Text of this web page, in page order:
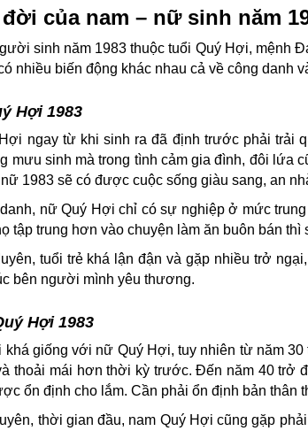
của nam – nữ sinh năm
sinh năm 1983 thuộc tuổi Quý Hợi, mệnh
nhiều biến động khác nhau cả về công danh
Hợi 1983
ngay từ khi sinh ra đã định trước phải trải
mưu sinh mà trong tình cảm gia đình, đôi lứa
1983 sẽ có được cuộc sống giàu sang, an
nữ Quý Hợi chỉ có sự nghiệp ở mức
tập trung hơn vào chuyện làm ăn buôn bán
tuổi trẻ khá lận đận và gặp nhiều trở
bên người mình yêu thương.
Hợi 1983
khá giống với nữ Quý Hợi, tuy nhiên từ năm
thoải mái hơn thời kỳ trước. Đến năm 40 trở
ổn định cho lắm. Cần phải ổn định bản thân
thời gian đầu, nam Quý Hợi cũng gặp